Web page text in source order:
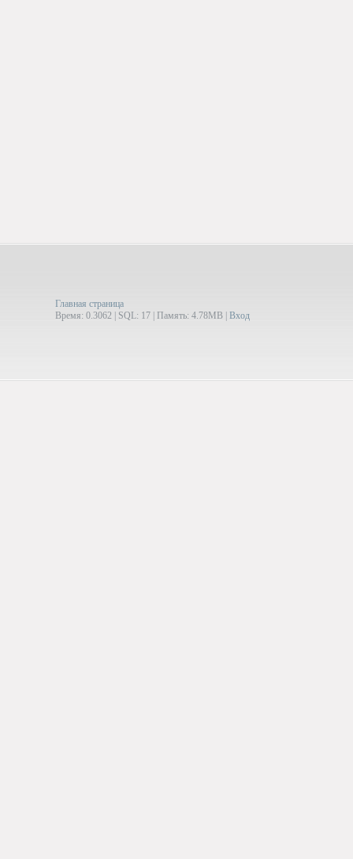
Главная страница
Время: 0.3062 | SQL: 17 | Память: 4.78MB Вход